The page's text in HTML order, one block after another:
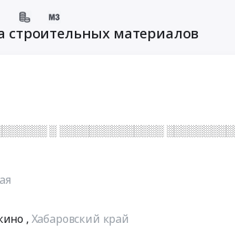
строительных материалов
░ ░░░░░░░░░░░░░░
, Хабаровский край